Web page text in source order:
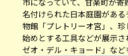
名付けられた日本庭園があ
物館「プレトリーオ宮」、
始めとする工具などが展示
ゼオ・デル・キョード」など